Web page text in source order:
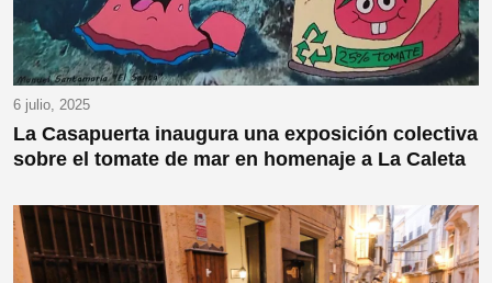
6 julio, 2025
La Casapuerta inaugura una exposición colectiva
sobre el tomate de mar en homenaje a La Caleta